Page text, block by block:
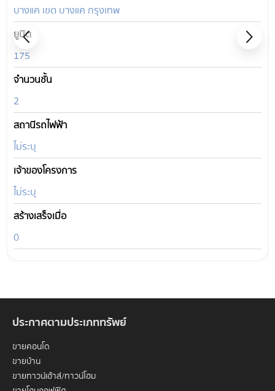
บางแค เขต บางแค กรุงเทพ
ยูนิต
175
จำนวนชั้น
2
สถานีรถไฟฟ้า
ไม่ระบุ
เจ้าของโครงการ
ไม่ระบุ
สร้างเสร็จเมื่อ
0
ประกาศตามประเภททรัพย์
ขายคอนโด
ขายบ้าน
ขายทาวน์เฮ้าส์/ทาวน์โฮม